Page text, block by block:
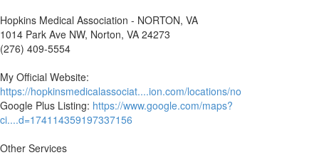
Hopkins Medical Association - NORTON, VA
1014 Park Ave NW, Norton, VA 24273
(276) 409-5554
My Official Website:
https://hopkinsmedicalassociat....ion.com/locations/no
Google Plus Listing: https://www.google.com/maps?
ci....d=174114359197337156
Other Services